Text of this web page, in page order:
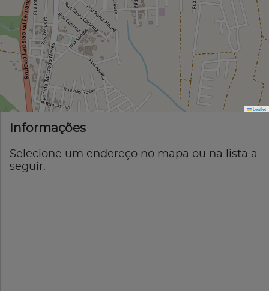
Leaflet
Informações
Selecione um endereço no mapa ou na lista a
seguir: